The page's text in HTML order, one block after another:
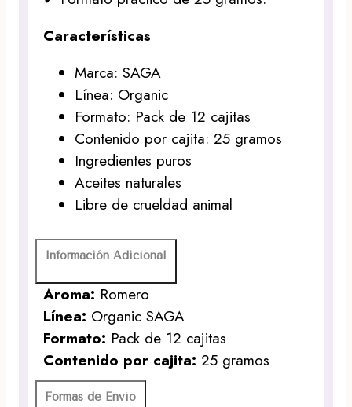
Características
Marca: SAGA
Línea: Organic
Formato: Pack de 12 cajitas
Contenido por cajita: 25 gramos
Ingredientes puros
Aceites naturales
Libre de crueldad animal
Información Adicional
Aroma: Romero
Línea: Organic SAGA
Formato: Pack de 12 cajitas
Contenido por cajita: 25 gramos
Formas de Envío